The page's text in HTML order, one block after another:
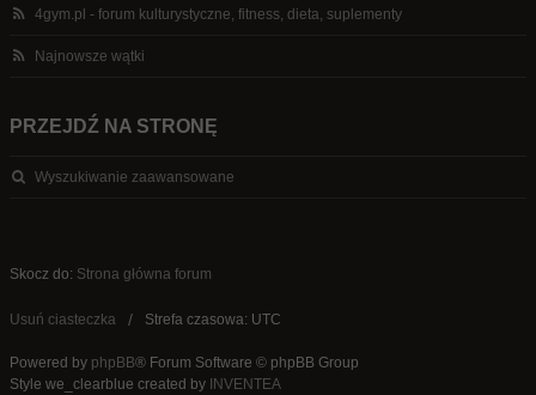
4gym.pl - forum kulturystyczne, fitness, dieta, suplementy
Najnowsze wątki
PRZEJDŹ NA STRONĘ
Wyszukiwanie zaawansowane
Skocz do: Strona główna forum
Usuń ciasteczka Strefa czasowa: UTC
Powered by phpBB® Forum Software © phpBB Group
Style we_clearblue created by INVENTEA